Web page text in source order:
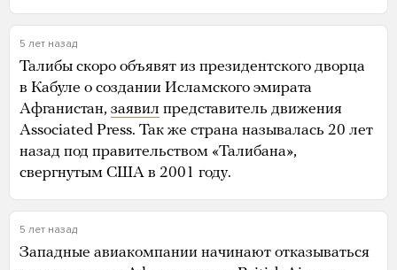
5 лет назад
Талибы скоро объявят из президентского дворца
в Кабуле о создании Исламского эмирата
Афганистан, заявил представитель движения
Associated Press. Так же страна называлась 20 лет
назад под правительством «Талибана»,
свергнутым США в 2001 году.
5 лет назад
Западные авиакомпании начинают отказываться